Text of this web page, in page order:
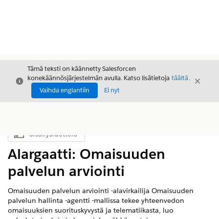
Sulje
Tämä teksti on käännetty Salesforcen
konekäännösjärjestelmän avulla. Katso lisätietoja täältä.
Vaihda englantiin
Ei nyt
Sulje
Näytä sisällysluettelo
Sisällysluettelo
Alargaatti: Omaisuuden
palvelun arviointi
Omaisuuden palvelun arviointi -alavirkailija Omaisuuden
palvelun hallinta -agentti -mallissa tekee yhteenvedon
omaisuuksien suorituskyvystä ja telematiikasta, luo